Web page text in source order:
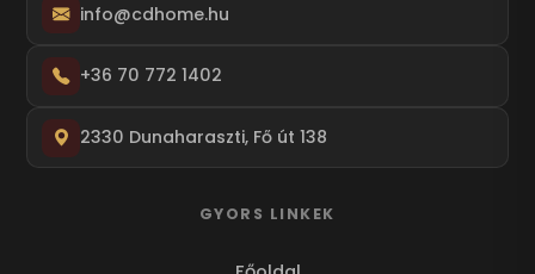
info@cdhome.hu
+36 70 772 1402
2330 Dunaharaszti, Fő út 138
GYORS LINKEK